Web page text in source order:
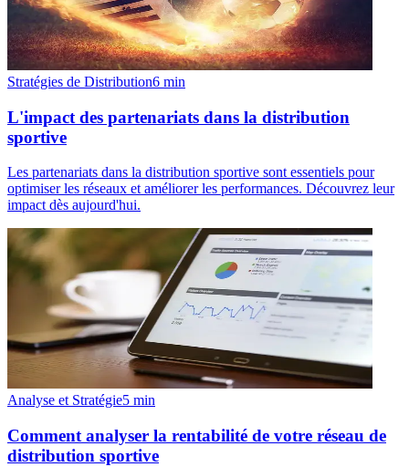
Stratégies de Distribution6 min
L'impact des partenariats dans la distribution
sportive
Les partenariats dans la distribution sportive sont essentiels pour
optimiser les réseaux et améliorer les performances. Découvrez leur
impact dès aujourd'hui.
Analyse et Stratégie5 min
Comment analyser la rentabilité de votre réseau de
distribution sportive